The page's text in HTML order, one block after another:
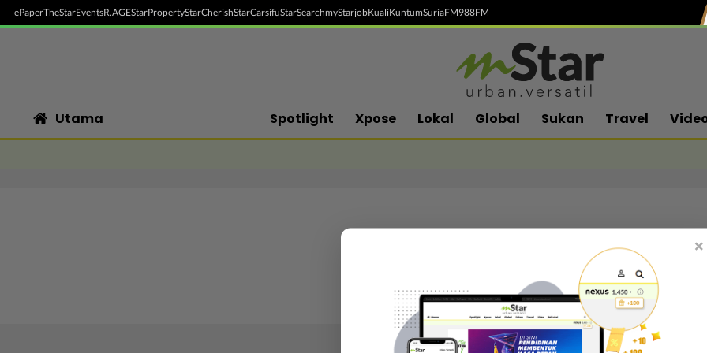
ePaperTheStarEventsR.AGEStarPropertyStarCherishStarCarsifuStarSearchmyStarjobKualiKuntumSuriaFM988FM
Utama Spotlight Xpose Lokal Global Sukan Travel
Follow media sosial kami
×